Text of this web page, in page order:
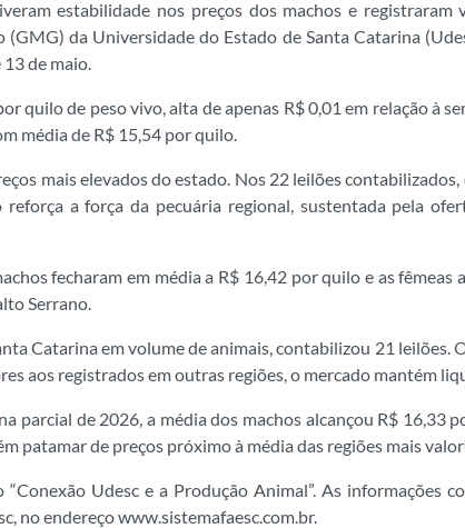
estabilidade nos preços dos machos e registraram
da Universidade do Estado de Santa Catarina
de maio.
quilo de peso vivo, alta de apenas R$ 0,01 em relação à
média de R$ 15,54 por quilo.
mais elevados do estado. Nos 22 leilões
reforça a força da pecuária regional, sustentada pela
fecharam em média a R$ 16,42 por quilo e as
Serrano.
Catarina em volume de animais, contabilizou 21 leilões.
aos registrados em outras regiões, o mercado mantém
parcial de 2026, a média dos machos alcançou R$ 16,33
patamar de preços próximo à média das regiões mais
Udesc e a Produção Animal”. As informações
no endereçowww.sistemafaesc.com.br.